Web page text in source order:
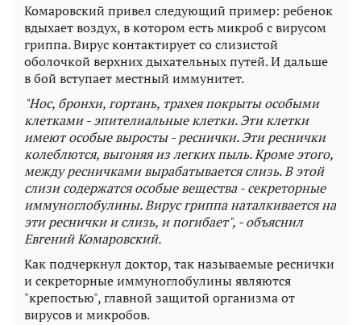
Комаровский привел следующий пример: ребенок
вдыхает воздух, в котором есть микроб с вирусом
гриппа. Вирус контактирует со слизистой
оболочкой верхних дыхательных путей. И дальше
в бой вступает местный иммунитет.
"Нос, бронхи, гортань, трахея покрыты особыми
клетками - эпителиальные клетки. Эти клетки
имеют особые выросты - реснички. Эти реснички
колеблются, выгоняя из легких пыль. Кроме этого,
между ресничками вырабатывается слизь. В этой
слизи содержатся особые вещества - секреторные
иммуноглобулины. Вирус гриппа наталкивается на
эти реснички и слизь, и погибает", - объяснил
Евгений Комаровский.
Как подчеркнул доктор, так называемые реснички
и секреторные иммуноглобулины являются
"крепостью", главной защитой организма от
вирусов и микробов.